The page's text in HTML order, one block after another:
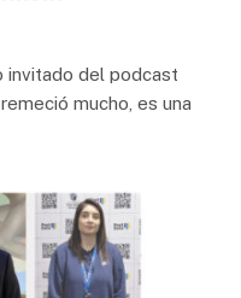
invitado del podcast
remeció mucho, es una